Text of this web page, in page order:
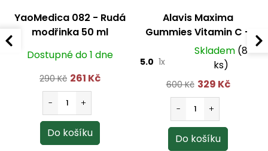
YaoMedica 082 - Rudá
modřinka 50 ml
Dostupné do 1 dne
290 Kč 261 Kč
Alavis Maxima
Gummies Vitamin C +
D3 60 žvýkacích tablet
+ 30 kapslí
5.0 1x
Skladem (8
ks)
600 Kč 329 Kč